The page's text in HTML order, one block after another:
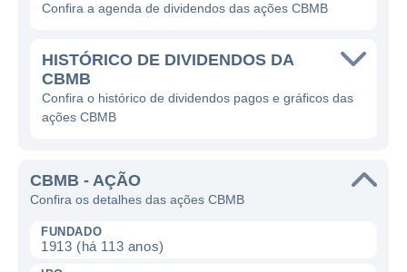
Confira a agenda de dividendos das ações CBMB
HISTÓRICO DE DIVIDENDOS DA
CBMB
Confira o histórico de dividendos pagos e gráficos das
ações CBMB
CBMB - AÇÃO
Confira os detalhes das ações CBMB
FUNDADO
1913 (há 113 anos)